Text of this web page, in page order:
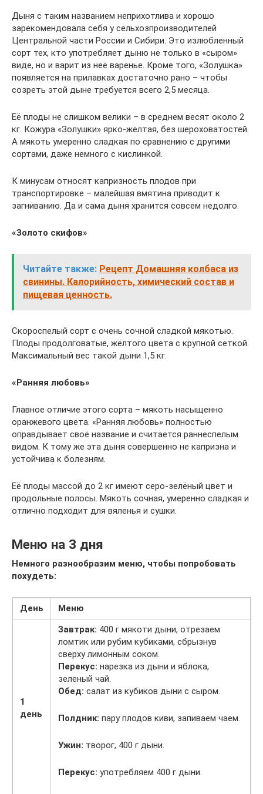
Дыня с таким названием неприхотлива и хорошо
зарекомендовала себя у сельхозпроизводителей
Центральной части России и Сибири. Это излюбленный
сорт тех, кто употребляет дыню не только в «сыром»
виде, но и варит из неё варенье. Кроме того, «Золушка»
появляется на прилавках достаточно рано – чтобы
созреть этой дыне требуется всего 2,5 месяца.
Её плоды не слишком велики – в среднем весят около 2
кг. Кожура «Золушки» ярко-жёлтая, без шероховатостей.
А мякоть умеренно сладкая по сравнению с другими
сортами, даже немного с кислинкой.
К минусам относят капризность плодов при
транспортировке – малейшая вмятина приводит к
загниванию. Да и сама дыня хранится совсем недолго.
«Золото скифов»
Читайте также: Рецепт Домашняя колбаса из
свинины. Калорийность, химический состав и
пищевая ценность.
Скороспелый сорт с очень сочной сладкой мякотью.
Плоды продолговатые, жёлтого цвета с крупной сеткой.
Максимальный вес такой дыни 1,5 кг.
«Ранняя любовь»
Главное отличие этого сорта – мякоть насыщенно
оранжевого цвета. «Ранняя любовь» полностью
оправдывает своё название и считается раннеспелым
видом. К тому же эта дыня совершенно не капризна и
устойчива к болезням.
Её плоды массой до 2 кг имеют серо-зелёный цвет и
продольные полосы. Мякоть сочная, умеренно сладкая и
отлично подходит для вяленья и сушки.
Меню на 3 дня
Немного разнообразим меню, чтобы попробовать
похудеть:
День Меню
1
день
Завтрак: 400 г мякоти дыни, отрезаем
ломтик или рубим кубиками, сбрызнув
сверху лимонным соком.
Перекус: нарезка из дыни и яблока,
зеленый чай.
Обед: салат из кубиков дыни с сыром.
Полдник: пару плодов киви, запиваем чаем.
Ужин: творог, 400 г дыни.
Перекус: употребляем 400 г дыни.